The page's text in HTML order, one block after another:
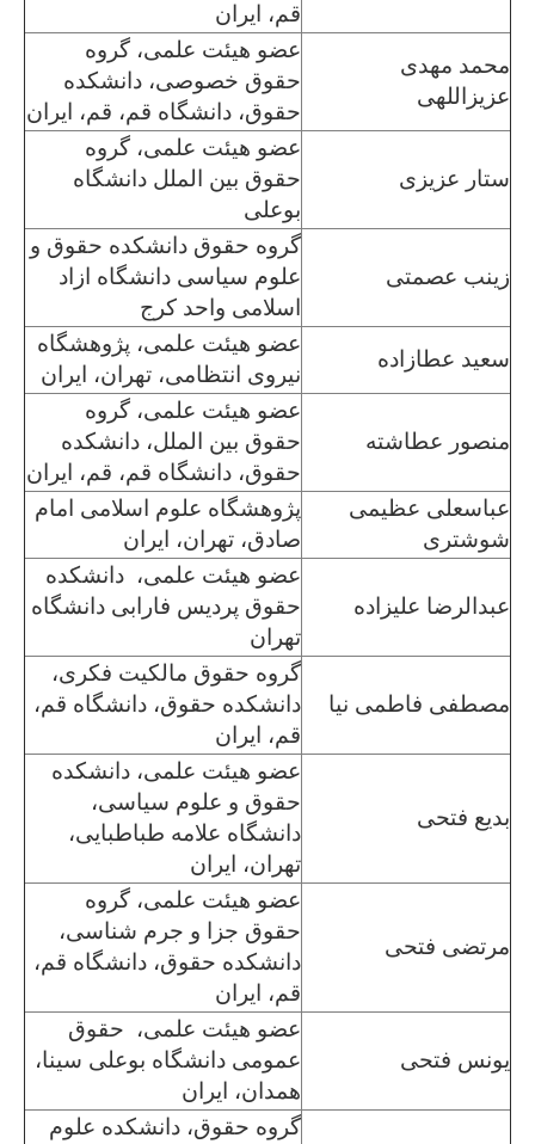
قم، ایران
محمد مهدی
عزیزاللهی
عضو هیئت علمی، گروه
حقوق خصوصی، دانشکده
حقوق، دانشگاه قم، قم، ایران
ستار عزیزی
عضو هیئت علمی، گروه
حقوق بین الملل دانشگاه
بوعلی
زینب عصمتی
گروه حقوق دانشکده حقوق و
علوم سیاسی دانشگاه ازاد
اسلامی واحد کرج
سعید عطازاده
عضو هیئت علمی، پژوهشگاه
نیروی انتظامی، تهران، ایران
منصور عطاشته
عضو هیئت علمی، گروه
حقوق بین الملل، دانشکده
حقوق، دانشگاه قم، قم، ایران
عباسعلی عظیمی
شوشتری
پژوهشگاه علوم اسلامی امام
صادق، تهران، ایران
عبدالرضا علیزاده
عضو هیئت علمی، دانشکده
حقوق پردیس فارابی دانشگاه
تهران
مصطفی فاطمی نیا
گروه حقوق مالکیت فکری،
دانشکده حقوق، دانشگاه قم،
قم، ایران
بدیع فتحی
عضو هیئت علمی، دانشکده
حقوق و علوم سیاسی،
دانشگاه علامه طباطبایی،
تهران، ایران
مرتضی فتحی
عضو هیئت علمی، گروه
حقوق جزا و جرم شناسی،
دانشکده حقوق، دانشگاه قم،
قم، ایران
یونس فتحی
عضو هیئت علمی، حقوق
عمومی دانشگاه بوعلی سینا،
همدان، ایران
گروه حقوق، دانشکده علوم